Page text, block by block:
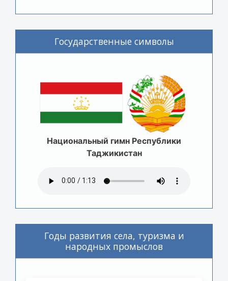
Государственные символы
Национальный гимн Республики
Таджикистан
Годы развития села, туризма и
народных промыслов